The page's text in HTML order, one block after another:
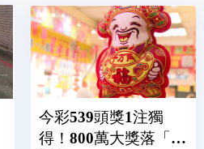
今彩539頭獎1注獨
得！800萬大獎落「這